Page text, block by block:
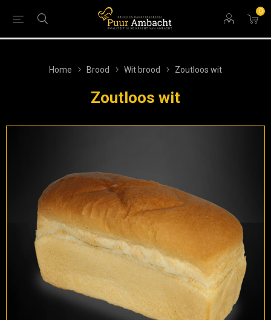
0
Home Brood Wit brood Zoutloos wit
Zoutloos wit